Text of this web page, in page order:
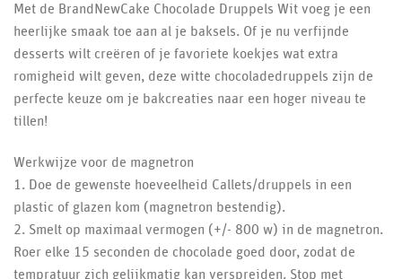
Met de BrandNewCake Chocolade Druppels Wit voeg je een
heerlijke smaak toe aan al je baksels. Of je nu verfijnde
desserts wilt creëren of je favoriete koekjes wat extra
romigheid wilt geven, deze witte chocoladedruppels zijn de
perfecte keuze om je bakcreaties naar een hoger niveau te
tillen!
Werkwijze voor de magnetron
1. Doe de gewenste hoeveelheid Callets/druppels in een
plastic of glazen kom (magnetron bestendig).
2. Smelt op maximaal vermogen (+/- 800 w) in de magnetron.
Roer elke 15 seconden de chocolade goed door, zodat de
tempratuur zich gelijkmatig kan verspreiden. Stop met